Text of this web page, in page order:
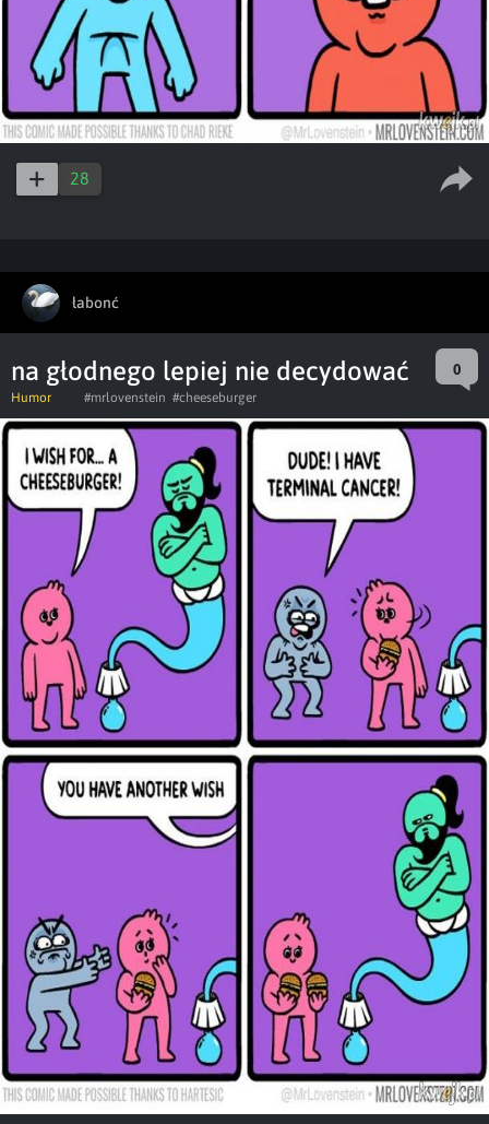
28
łabonć
na głodnego lepiej nie decydować 0
Humor #mrlovenstein #cheeseburger